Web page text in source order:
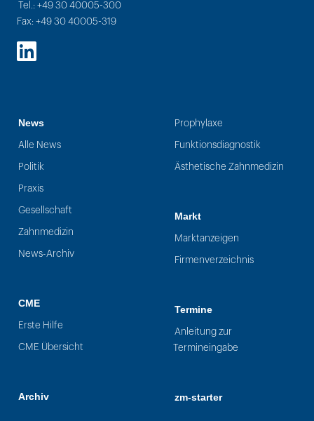
Tel.: +49 30 40005-300
Fax: +49 30 40005-319
LinkedIn
News
Alle News
Politik
Praxis
Gesellschaft
Zahnmedizin
News-Archiv
CME
Erste Hilfe
CME Übersicht
Archiv
Prophylaxe
Funktionsdiagnostik
Ästhetische Zahnmedizin
Markt
Marktanzeigen
Firmenverzeichnis
Termine
Anleitung zur
Termineingabe
zm-starter